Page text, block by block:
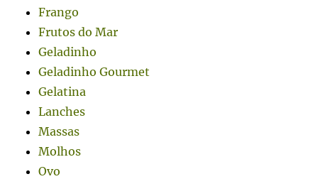
Frango
Frutos do Mar
Geladinho
Geladinho Gourmet
Gelatina
Lanches
Massas
Molhos
Ovo